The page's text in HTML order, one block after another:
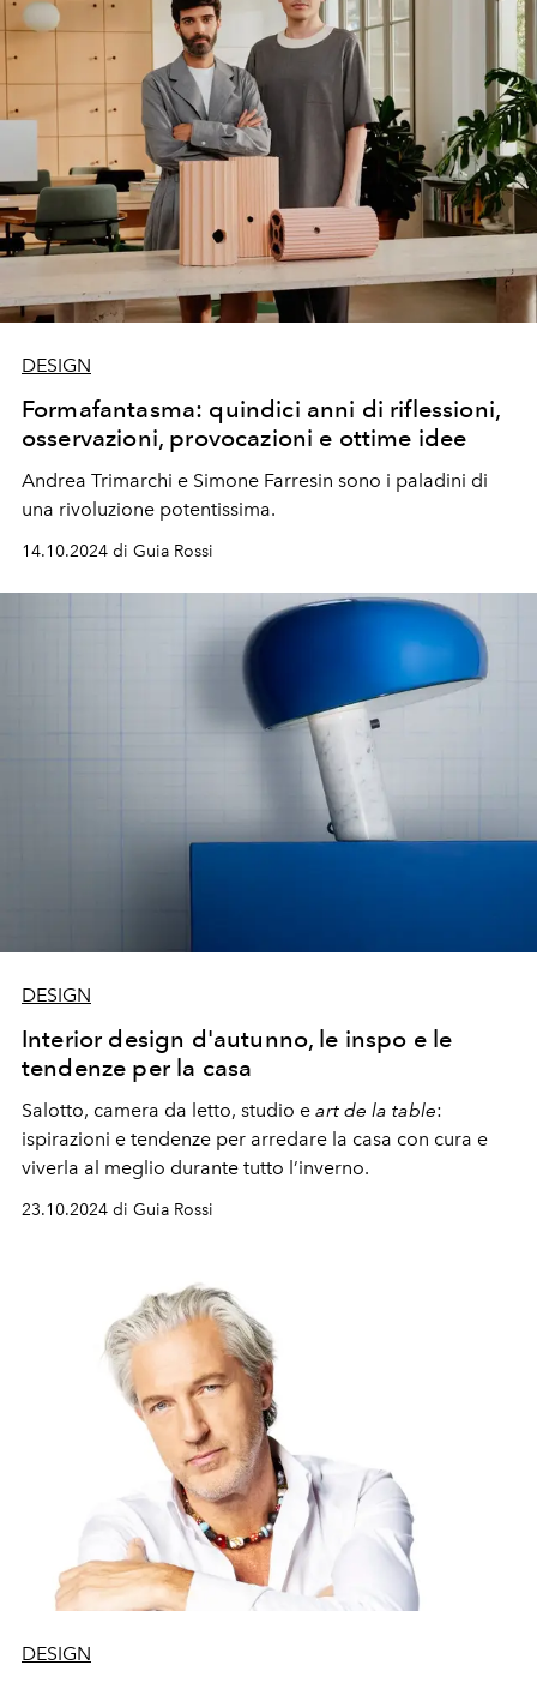
DESIGN
Formafantasma: quindici anni di riflessioni,
osservazioni, provocazioni e ottime idee
Andrea Trimarchi e Simone Farresin sono i paladini di
una rivoluzione potentissima.
14.10.2024 di Guia Rossi
DESIGN
Interior design d'autunno, le inspo e le
tendenze per la casa
Salotto, camera da letto, studio e art de la table:
ispirazioni e tendenze per arredare la casa con cura e
viverla al meglio durante tutto l’inverno.
23.10.2024 di Guia Rossi
DESIGN